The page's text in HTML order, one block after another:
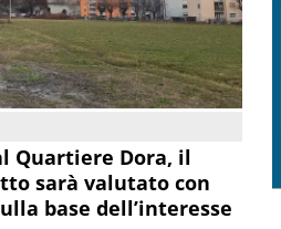
Quartiere Dora, il
sarà valutato con
base dell’interesse